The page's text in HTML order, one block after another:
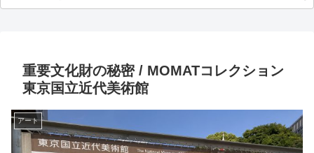
重要文化財の秘密 / MOMATコレクション
東京国立近代美術館
アート